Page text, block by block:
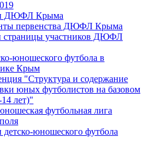
ДЮФЛ Крыма
первенства ДЮФЛ Крыма
страницы участников ДЮФЛ
юношеского футбола в
Крым
"Структура и содержание
юных футболистов на базовом
14 лет)"
футбольная лига
детско-юношеского футбола